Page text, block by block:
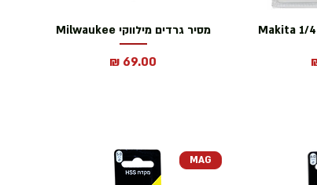
מסיר גרדים מילווקי Milwaukee
מחיר
MAG